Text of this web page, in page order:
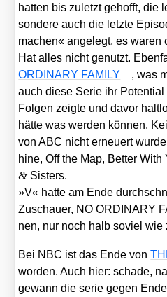
hat­ten bis zuletzt gehofft, die
son­de­re auch die letz­te
machen« ange­legt, es waren
Hat alles nicht genutzt.
ORDINARY FAMILY
, was
auch die­se Serie ihr
Fol­gen zeig­te und davor
hät­te was wer­den kön­nen.
von ABC nicht erneu­ert
hi­ne,Off the Map, Bet­ter With
& Sis­ters.
»V« hat­te am Ende
Zuschau­er, NO ORDINARY
nen, nur noch halb soviel wie
Bei NBC ist das Ende von
wor­den. Auch hier: scha­de,
gewann die serie gegen